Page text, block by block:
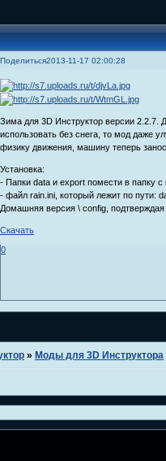
Поделиться2013-11-17 02:00:28
Зима для 3D Инструктор версии 2.2.7.
использовать без снега, то мод даже
физику движения, машину теперь
Установка:
- Папки data и export помести в папку с
- файл rain.ini, который лежит по пути:
Домашняя версия \ config, подтверждая
Скачать
0
» Моды для 3D Инструктора